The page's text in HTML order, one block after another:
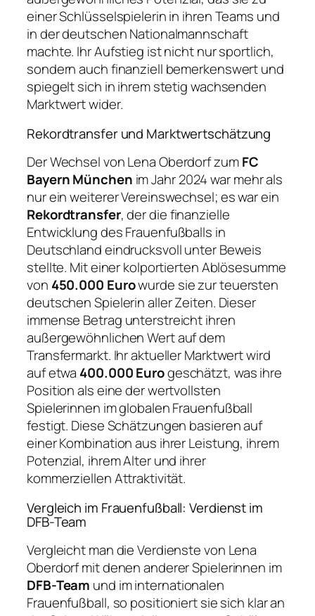
einer Schlüsselspielerin in ihren Teams und
in der deutschen Nationalmannschaft
machte. Ihr Aufstieg ist nicht nur sportlich,
sondern auch finanziell bemerkenswert und
spiegelt sich in ihrem stetig wachsenden
Marktwert wider.
Rekordtransfer und Marktwertschätzung
Der Wechsel von Lena Oberdorf zumFC
Bayern München im Jahr 2024 war mehr als
nur ein weiterer Vereinswechsel; es war ein
Rekordtransfer, der die finanzielle
Entwicklung des Frauenfußballs in
Deutschland eindrucksvoll unter Beweis
stellte. Mit einer kolportierten Ablösesumme
von 450.000 Eurowurde sie zur teuersten
deutschen Spielerin aller Zeiten. Dieser
immense Betrag unterstreicht ihren
außergewöhnlichen Wert auf dem
Transfermarkt. Ihr aktueller Marktwert wird
auf etwa 400.000 Eurogeschätzt, was ihre
Position als eine der wertvollsten
Spielerinnen im globalen Frauenfußball
festigt. Diese Schätzungen basieren auf
einer Kombination aus ihrer Leistung, ihrem
Potenzial, ihrem Alter und ihrer
kommerziellen Attraktivität.
Vergleich im Frauenfußball: Verdienst im
DFB-Team
Vergleicht man die Verdienste von Lena
Oberdorf mit denen anderer Spielerinnen im
DFB-Team und im internationalen
Frauenfußball, so positioniert sie sich klar an